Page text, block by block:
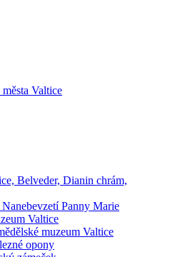
Valtice
Belveder, Dianin chrám,
Panny Marie
Valtice
muzeum Valtice
opony